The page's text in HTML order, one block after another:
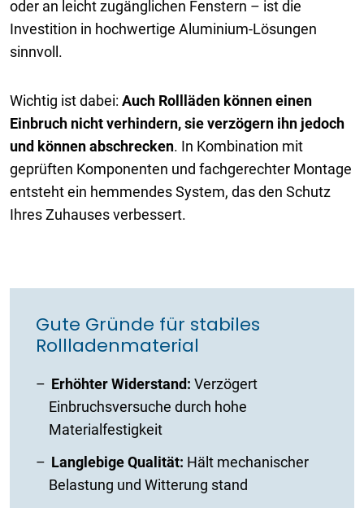
oder an leicht zugänglichen Fenstern – ist die
Investition in hochwertige Aluminium-Lösungen
sinnvoll.
Wichtig ist dabei: Auch Rollläden können einen
Einbruch nicht verhindern, sie verzögern ihn jedoch
und können abschrecken. In Kombination mit
geprüften Komponenten und fachgerechter Montage
entsteht ein hemmendes System, das den Schutz
Ihres Zuhauses verbessert.
Gute Gründe für stabiles
Rollladenmaterial
Erhöhter Widerstand: Verzögert
Einbruchsversuche durch hohe
Materialfestigkeit
Langlebige Qualität: Hält mechanischer
Belastung und Witterung stand